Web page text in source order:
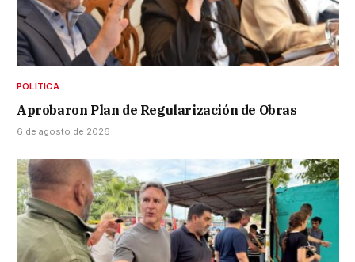
POLÍTICA
Aprobaron Plan de Regularización de Obras
6 de agosto de 2026